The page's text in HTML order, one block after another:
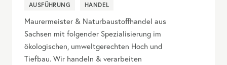
AUSFÜHRUNG HANDEL
Maurermeister & Naturbaustoffhandel aus
Sachsen mit folgender Spezialisierung im
ökologischen, umweltgerechten Hoch und
Tiefbau. Wir handeln & verarbeiten